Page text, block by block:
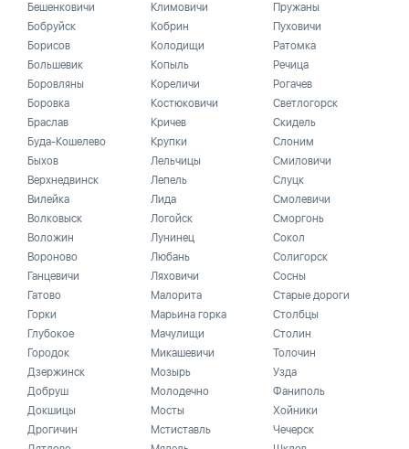
Бешенковичи
Бобруйск
Борисов
Большевик
Боровляны
Боровка
Браслав
Буда-Кошелево
Быхов
Верхнедвинск
Вилейка
Волковыск
Воложин
Вороново
Ганцевичи
Гатово
Горки
Глубокое
Городок
Дзержинск
Добруш
Докшицы
Дрогичин
Климовичи
Кобрин
Колодищи
Копыль
Кореличи
Костюковичи
Кричев
Крупки
Лельчицы
Лепель
Лида
Логойск
Лунинец
Любань
Ляховичи
Малорита
Марьина горка
Мачулищи
Микашевичи
Мозырь
Молодечно
Мосты
Мстиставль
Пружаны
Пуховичи
Ратомка
Речица
Рогачев
Светлогорск
Скидель
Слоним
Смиловичи
Слуцк
Смолевичи
Сморгонь
Сокол
Солигорск
Сосны
Старые дороги
Столбцы
Столин
Толочин
Узда
Фаниполь
Хойники
Чечерск